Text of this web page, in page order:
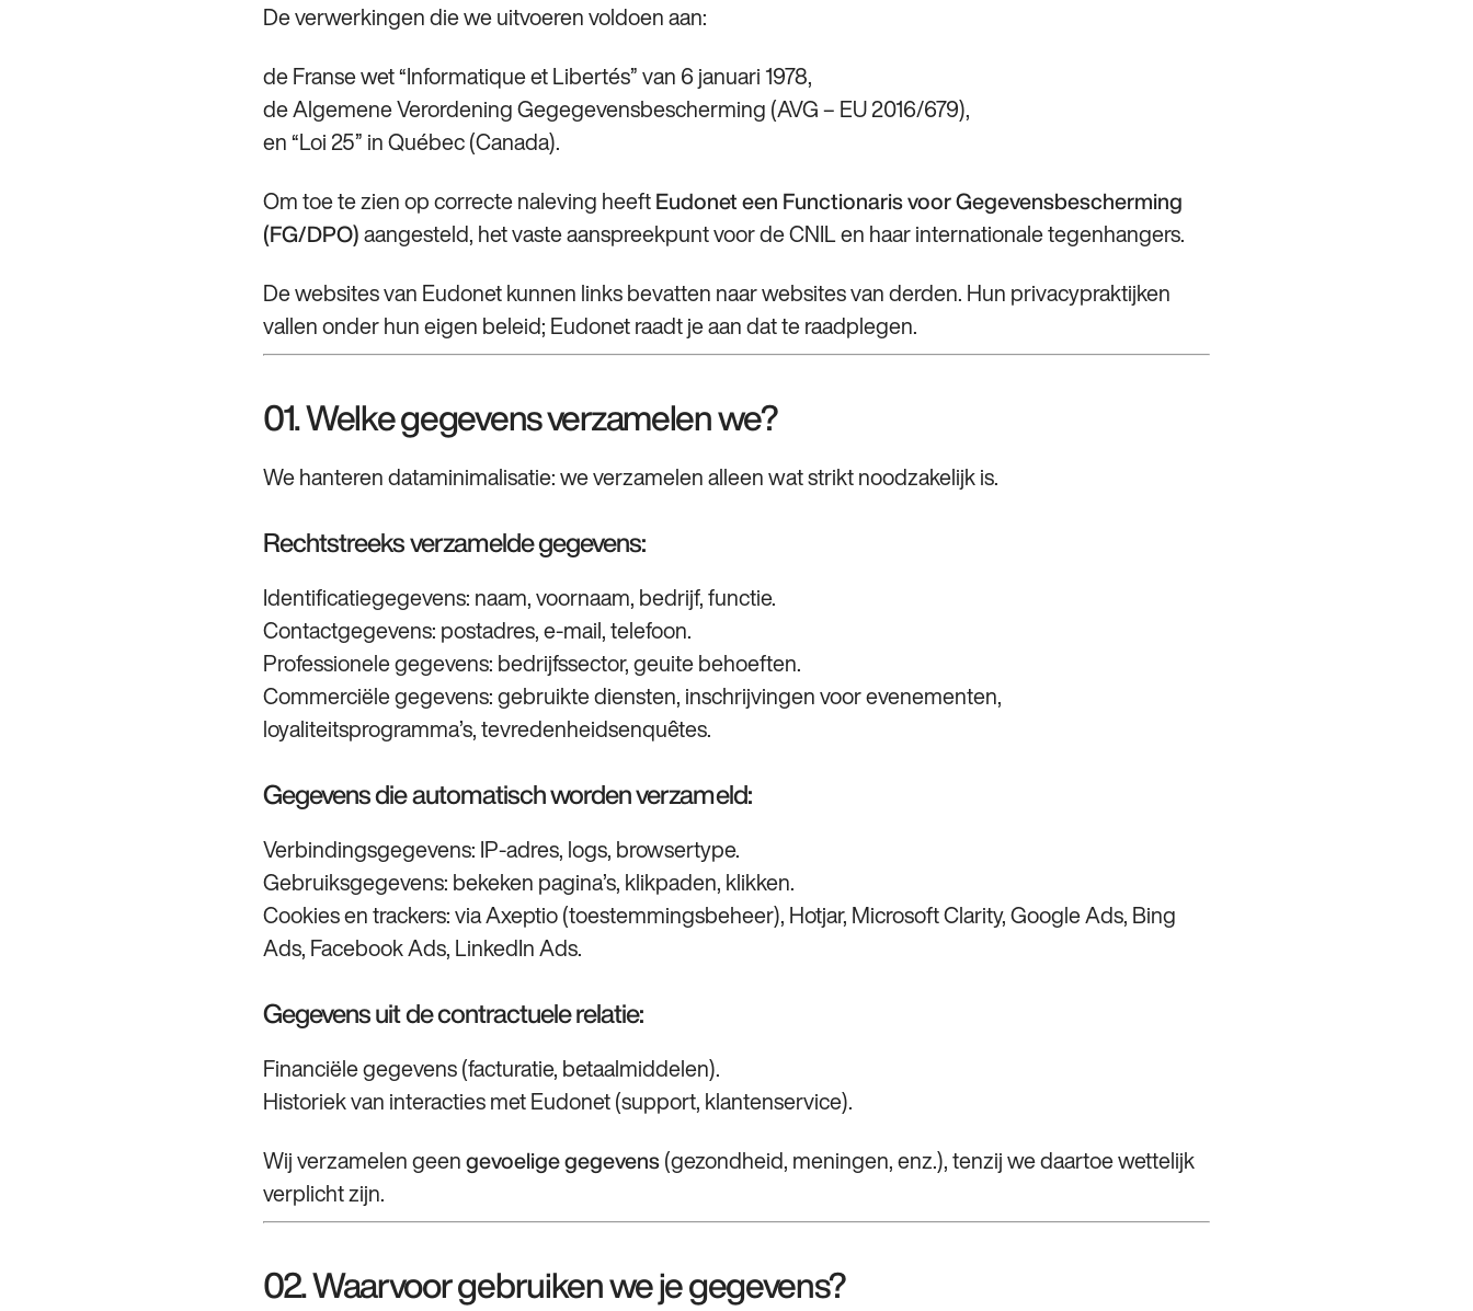
De verwerkingen die we uitvoeren voldoen aan:
de Franse wet “Informatique et Libertés” van 6 januari 1978,
de Algemene Verordening Gegegevensbescherming (AVG – EU 2016/679),
en “Loi 25” in Québec (Canada).
Om toe te zien op correcte naleving heeft Eudonet een Functionaris voor Gegevensbescherming
(FG/DPO) aangesteld, het vaste aanspreekpunt voor de CNIL en haar internationale tegenhangers.
De websites van Eudonet kunnen links bevatten naar websites van derden. Hun privacypraktijken
vallen onder hun eigen beleid; Eudonet raadt je aan dat te raadplegen.
01. Welke gegevens verzamelen we?
We hanteren dataminimalisatie: we verzamelen alleen wat strikt noodzakelijk is.
Rechtstreeks verzamelde gegevens:
Identificatiegegevens: naam, voornaam, bedrijf, functie.
Contactgegevens: postadres, e‑mail, telefoon.
Professionele gegevens: bedrijfssector, geuite behoeften.
Commerciële gegevens: gebruikte diensten, inschrijvingen voor evenementen,
loyaliteitsprogramma’s, tevredenheidsenquêtes.
Gegevens die automatisch worden verzameld:
Verbindingsgegevens: IP‑adres, logs, browsertype.
Gebruiksgegevens: bekeken pagina’s, klikpaden, klikken.
Cookies en trackers: via Axeptio (toestemmingsbeheer), Hotjar, Microsoft Clarity, Google Ads, Bing
Ads, Facebook Ads, LinkedIn Ads.
Gegevens uit de contractuele relatie:
Financiële gegevens (facturatie, betaalmiddelen).
Historiek van interacties met Eudonet (support, klantenservice).
Wij verzamelen geen gevoelige gegevens(gezondheid, meningen, enz.), tenzij we daartoe wettelijk
verplicht zijn.
02. Waarvoor gebruiken we je gegevens?